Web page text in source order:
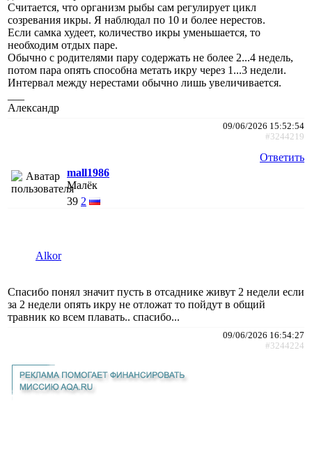
Считается, что организм рыбы сам регулирует цикл
созревания икры. Я наблюдал по 10 и более нерестов.
Если самка худеет, количество икры уменьшается, то
необходим отдых паре.
Обычно с родителями пару содержать не более 2...4 недель,
потом пара опять способна метать икру через 1...3 недели.
Интервал между нерестами обычно лишь увеличивается.
Александр
09/06/2026 15:52:54
#3244219
Ответить
mall1986
Малёк
39 2
Alkor
Спасибо понял значит пусть в отсаднике живут 2 недели если
за 2 недели опять икру не отложат то пойдут в общий
травник ко всем плавать.. спасибо...
09/06/2026 16:54:27
#3244224